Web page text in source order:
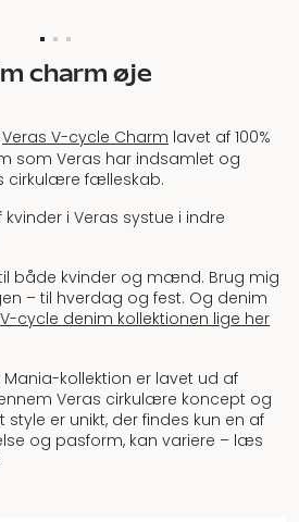
charm øje
Veras V-cycle Charm lavet af 100%
som Veras har indsamlet og
cirkulære fælleskab.
i Veras systue i indre
både kvinder og mænd. Brug mig
– til hverdag og fest. Og denim
V-cycle denim kollektionen lige her
Mania-kollektion er lavet ud af
Veras cirkulære koncept og
style er unikt, der findes kun en af
og pasform, kan variere – læs